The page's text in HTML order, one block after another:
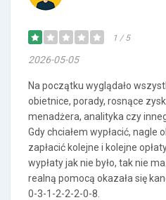
1 / 5
2026-05-05
Na początku wyglądało
obietnice, porady, rosnące
menadżera, analityka czy
Gdy chciałem wypłacić, nagle
zapłacić kolejne i kolejne
wypłaty jak nie było, tak nie
realną pomocą okazała się
0-3-1-2-2-2-0-8.